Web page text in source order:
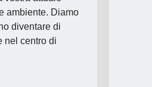
ambiente. Diamo
diventare di
nel centro di